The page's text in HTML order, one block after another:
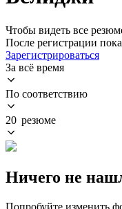
Чтобы видеть все
После регистрации
Зарегистрироваться
За всё время
По соответствию
20 резюме
Ничего не
Попробуйте изменить